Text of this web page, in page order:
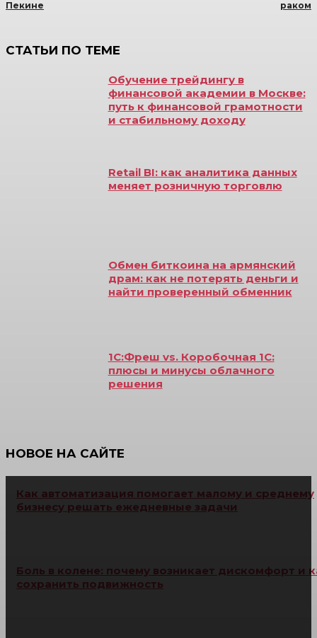
Пекине раком
СТАТЬИ ПО ТЕМЕ
Обучение трейдингу в
финансовой академии в Москве:
путь к финансовой грамотности
и стабильному доходу
Retail BI: как аналитика данных
меняет розничную торговлю
Обмен биткоина на армянский
драм: как не потерять деньги и
найти проверенный обменник
1С:Фреш vs. Коробочная 1С:
плюсы и минусы облачного
решения
НОВОЕ НА САЙТЕ
Как автоматизация помогает малому и среднему
бизнесу решать ежедневные задачи
Боль в колене: почему возникает дискомфорт и
сохранить подвижность